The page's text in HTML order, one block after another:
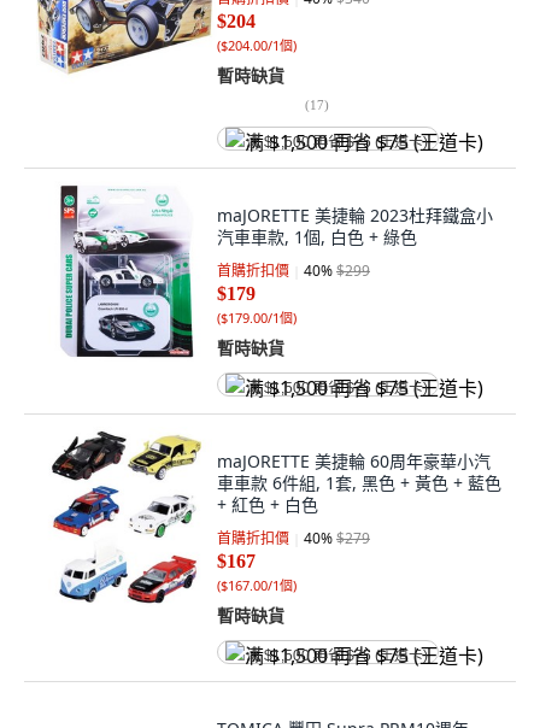
$204
($204.00/1個)
暫時缺貨
(17)
满 $1,500 再省 $75 (王道卡)
maJORETTE 美捷輪 2023杜拜鐵盒小
汽車車款, 1個, 白色 + 綠色
首購折扣價 40%$299
$179
($179.00/1個)
暫時缺貨
满 $1,500 再省 $75 (王道卡)
maJORETTE 美捷輪 60周年豪華小汽
車車款 6件組, 1套, 黑色 + 黃色 + 藍色
+ 紅色 + 白色
首購折扣價 40%$279
$167
($167.00/1個)
暫時缺貨
满 $1,500 再省 $75 (王道卡)